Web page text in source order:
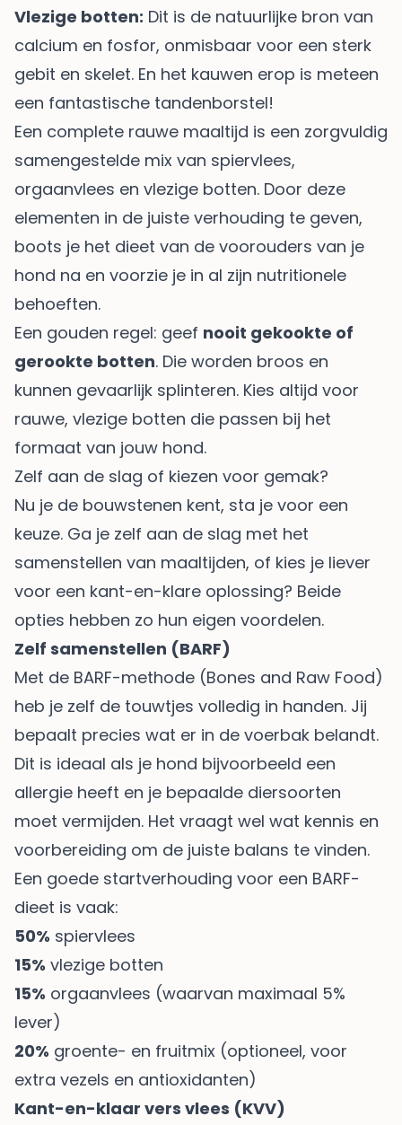
Vlezige botten: Dit is de natuurlijke bron van
calcium en fosfor, onmisbaar voor een sterk
gebit en skelet. En het kauwen erop is meteen
een fantastische tandenborstel!
Een complete rauwe maaltijd is een zorgvuldig
samengestelde mix van spiervlees,
orgaanvlees en vlezige botten. Door deze
elementen in de juiste verhouding te geven,
boots je het dieet van de voorouders van je
hond na en voorzie je in al zijn nutritionele
behoeften.
Een gouden regel: geef nooit gekookte of
gerookte botten. Die worden broos en
kunnen gevaarlijk splinteren. Kies altijd voor
rauwe, vlezige botten die passen bij het
formaat van jouw hond.
Zelf aan de slag of kiezen voor gemak?
Nu je de bouwstenen kent, sta je voor een
keuze. Ga je zelf aan de slag met het
samenstellen van maaltijden, of kies je liever
voor een kant-en-klare oplossing? Beide
opties hebben zo hun eigen voordelen.
Zelf samenstellen (BARF)
Met de BARF-methode (Bones and Raw Food)
heb je zelf de touwtjes volledig in handen. Jij
bepaalt precies wat er in de voerbak belandt.
Dit is ideaal als je hond bijvoorbeeld een
allergie heeft en je bepaalde diersoorten
moet vermijden. Het vraagt wel wat kennis en
voorbereiding om de juiste balans te vinden.
Een goede startverhouding voor een BARF-
dieet is vaak:
50% spiervlees
15% vlezige botten
15% orgaanvlees (waarvan maximaal 5%
lever)
20% groente- en fruitmix (optioneel, voor
extra vezels en antioxidanten)
Kant-en-klaar vers vlees (KVV)